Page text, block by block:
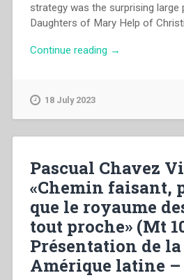
strategy was the surprising
Daughters of Mary Help of
Continue reading “Jesús
Patagonian
missionary
enterprise”
“Don
Bosco’s
place
→
18 July 2023
Pascual Chavez
«Chemin faisant,
que le royaume
tout proche» (Mt
Présentation de
Amérique latine –